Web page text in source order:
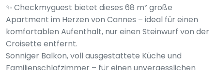
✨ Checkmyguest bietet dieses 68 m² große
Apartment im Herzen von Cannes – ideal für einen
komfortablen Aufenthalt, nur einen Steinwurf von der
Croisette entfernt.
Sonniger Balkon, voll ausgestattete Küche und